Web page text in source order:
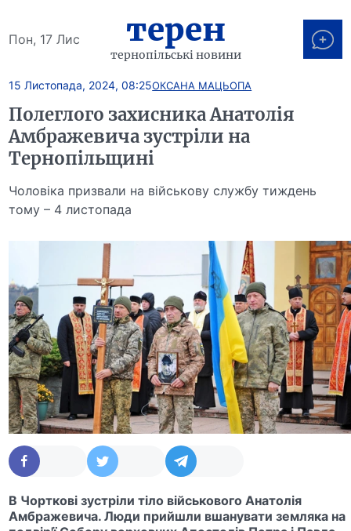
Пон, 17 Лис терен
тернопільські новини
15 Листопада, 2024, 08:25ОКСАНА МАЦЬОПА
Полеглого захисника Анатолія
Амбражевича зустріли на
Тернопільщині
Чоловіка призвали на військову службу тиждень
тому – 4 листопада
В Чорткові зустріли тіло військового Анатолія
Амбражевича. Люди прийшли вшанувати земляка на